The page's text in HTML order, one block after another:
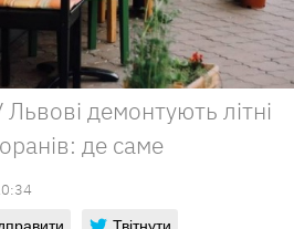
демонтують літні
де саме
Твітнути